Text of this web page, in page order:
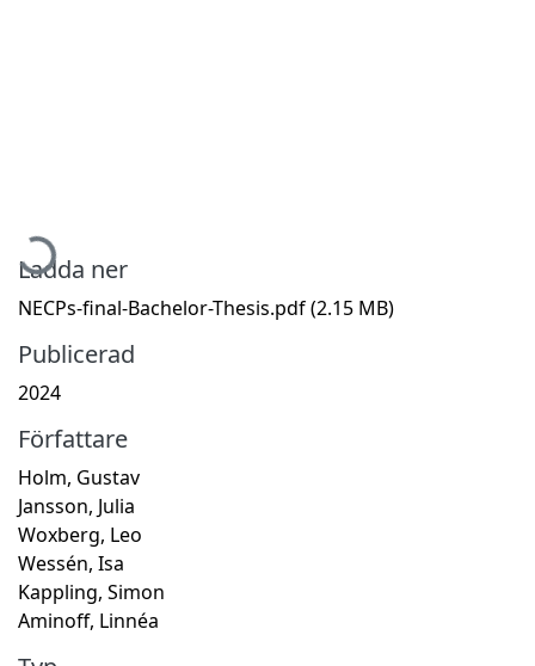
Ladda ner
NECPs-final-Bachelor-Thesis.pdf(2.15 MB)
Publicerad
2024
Författare
Holm, Gustav
Jansson, Julia
Woxberg, Leo
Wessén, Isa
Kappling, Simon
Aminoff, Linnéa